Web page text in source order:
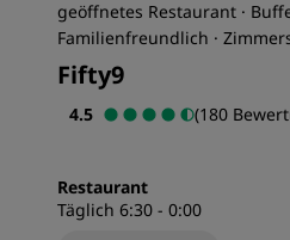
geöffnetes Restaurant ·
Familienfreundlich ·
Fifty9
4.5 (180
Restaurant
Täglich 6:30 - 0:00